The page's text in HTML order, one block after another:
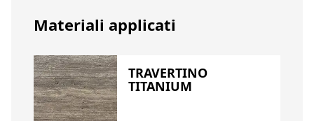
Materiali applicati
TRAVERTINO
TITANIUM